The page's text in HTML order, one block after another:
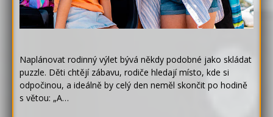
Naplánovat rodinný výlet bývá někdy podobné jako skládat
puzzle. Děti chtějí zábavu, rodiče hledají místo, kde si
odpočinou, a ideálně by celý den neměl skončit po hodině
s větou: „A…